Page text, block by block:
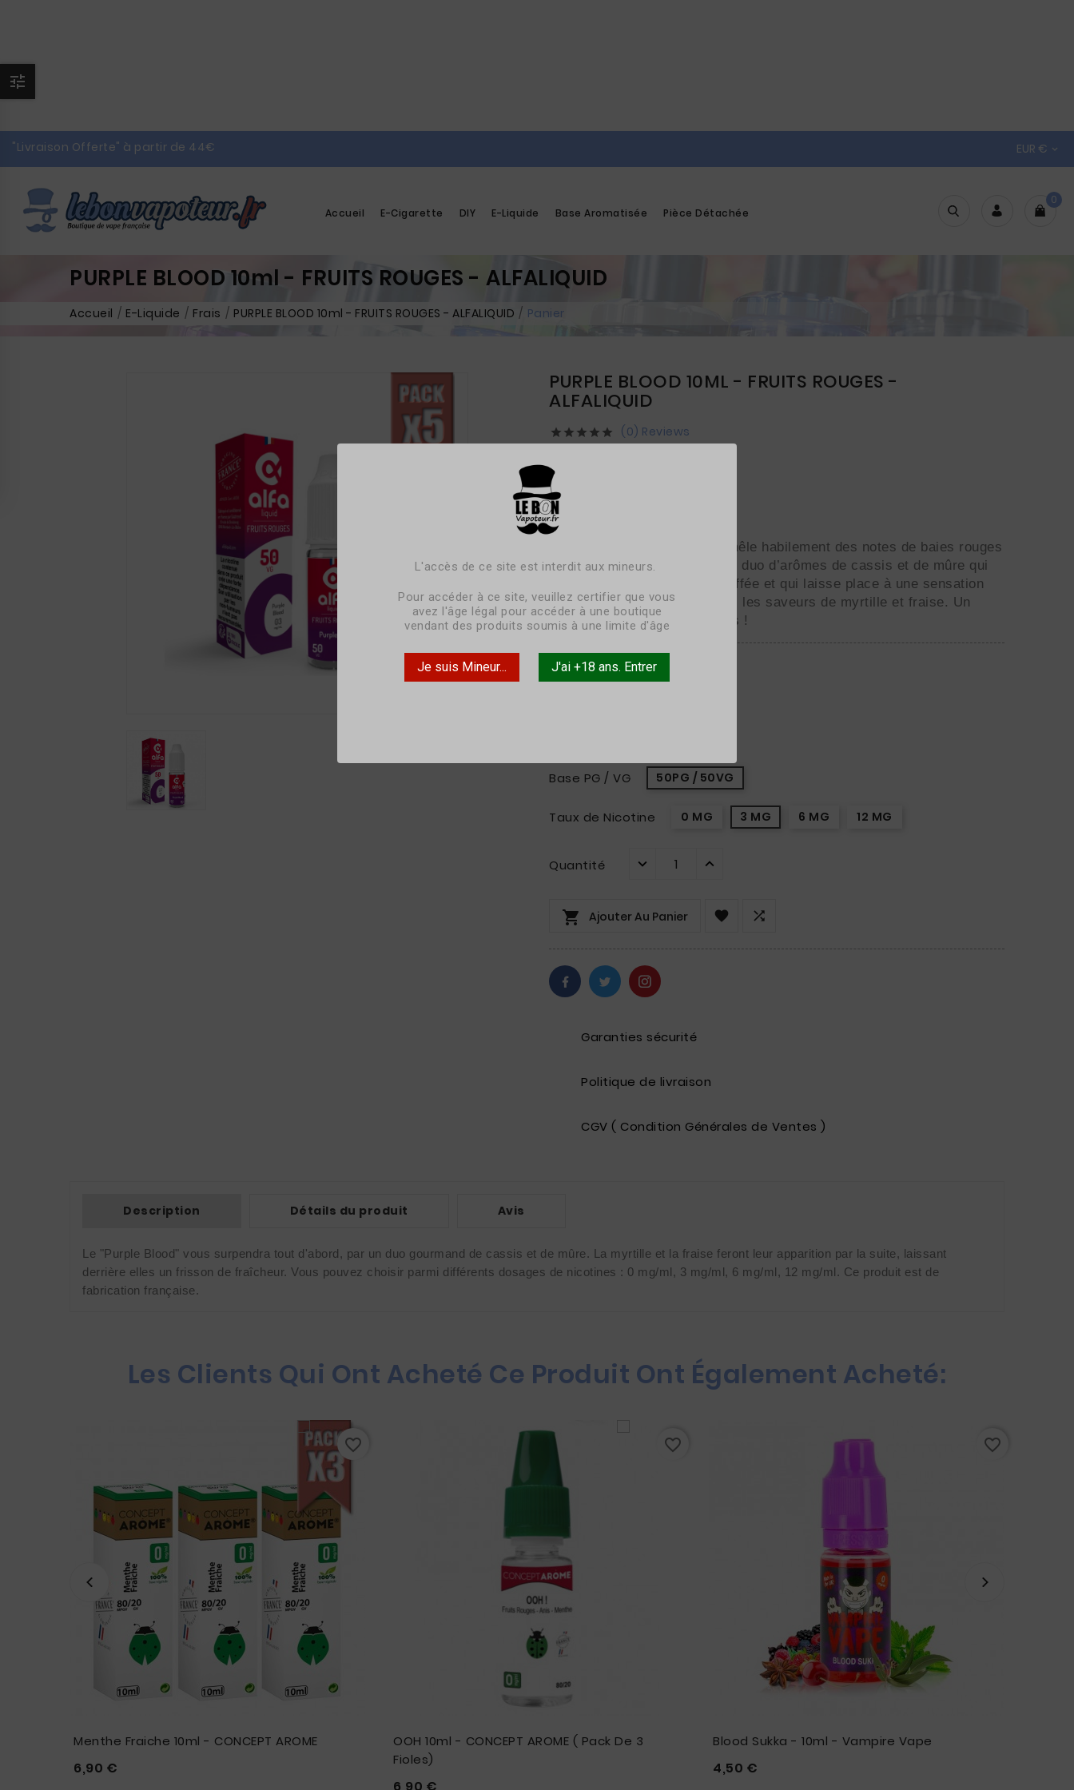

L'accès de ce site est interdit aux mineurs.
Pour accéder à ce site, veuillez certifier que vous
avez l'âge légal pour accéder à une boutique
vendant des produits soumis à une limite d'âge
Je suis Mineur... J'ai +18 ans. Entrer
"Livraison Offerte" à partir de 44€ EUR € 
Accueil E-Cigarette DIY E-Liquide Base Aromatisée Pièce Détachée
0
PURPLE BLOOD 10ml - FRUITS ROUGES - ALFALIQUID
Accueil E-Liquide Frais PURPLE BLOOD 10ml - FRUITS ROUGES - ALFALIQUID Panier

PURPLE BLOOD 10ML - FRUITS ROUGES -
ALFALIQUID
     (0) Reviews
29,50 €
TTC
livraison sous 3-5 jours
Le Purple Blood d'Alfaliquid mêle habilement des notes de baies rouges
à une touche de fraîcheur. Un duo d’arômes de cassis et de mûre qui
surprend dès la première bouffée et qui laisse place à une sensation
rafraîchissante et douce avec les saveurs de myrtille et fraise. Un
best-seller depuis des années !
Base PG / VG 50PG / 50VG
Taux de Nicotine 0 MG 3 MG 6 MG 12 MG
Quantité
 Ajouter Au Panier  
Garanties sécurité
Politique de livraison
CGV ( Condition Générales de Ventes )
Description Détails du produit Avis
Le "Purple Blood" vous surpendra tout d'abord, par un duo gourmand de cassis et de mûre. La myrtille et la fraise feront leur apparition par la suite, laissant
derrière elles un frisson de fraîcheur. Vous pouvez choisir parmi différents dosages de nicotines : 0 mg/ml, 3 mg/ml, 6 mg/ml, 12 mg/ml. Ce produit est de
fabrication française.
Les Clients Qui Ont Acheté Ce Produit Ont Également Acheté:
Menthe Fraiche 10ml - CONCEPT AROME
 
6,90 €
favorite_border
OOH 10ml - CONCEPT AROME ( Pack De 3
Fioles)
 
favorite_border
Blood Sukka - 10ml - Vampire Vape
 
4,50 €
favorite_border